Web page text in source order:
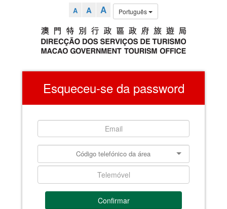
A A A Português
Esqueceu-se da password
Confirmar